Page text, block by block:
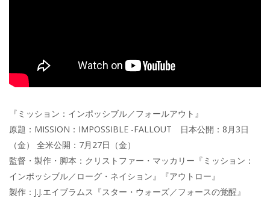
『ミッション：インポッシブル／フォールアウト』
原題：MISSION：IMPOSSIBLE -FALLOUT 日本公開：8月3日
（金） 全米公開：7月27日（金）
監督・製作・脚本：クリストファー・マッカリー『ミッション：
インポッシブル／ローグ・ネイション』『アウトロー』
製作：J.J.エイブラムス『スター・ウォーズ／フォースの覚醒』